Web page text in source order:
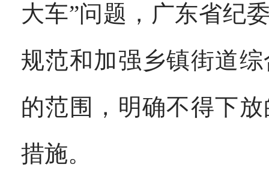
大车”问题，广东省纪
规范和加强乡镇街道
的范围，明确不得下
措施。